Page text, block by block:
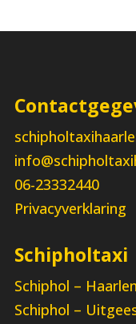
06-23332440
Privacyverklaring
Schipholtaxi
Schiphol –
Schiphol –